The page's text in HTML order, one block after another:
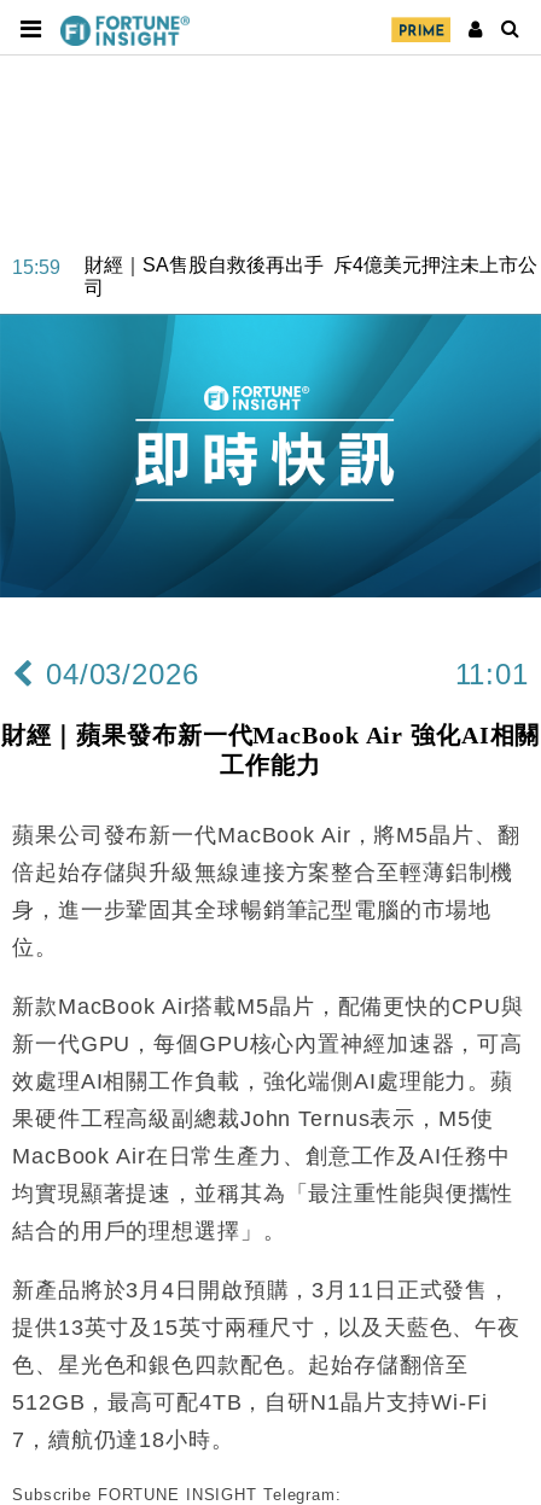
15:59
財經｜SA售股自救後再出手 斥4億美元押注未上市公
司
財經｜精星香港夥菜鳥拓全球智慧倉儲市場 加快海外
地產｜大酒店中期轉賺2300萬元 斥21億翻新香港及
國際｜特朗普赴洛杉磯高球場活動前 男子攜槍彈被捕
12:30
財經｜香港7月PMI回落至51 企業擴張放慢兼縮減人
財經｜黑石傳再籌逾360億美元 支援Anthropic租用
18:15
本地｜新世界K11 9月升級會員制度 增鉑金卡級別鎖
17:40
財經｜本港6月零售額連升14個月 珠寶鐘錶銷售升勢
50%
15:59
財經｜SA售股自救後再出手 斥4億美元押注未上市公
14:50
東京半島
13:12
國際｜特朗普赴洛杉磯高球場活動前 男子攜槍彈被捕
12:30
財經｜香港7月PMI回落至51 企業擴張放慢兼縮減人
手
財經｜黑石傳再籌逾360億美元 支援Anthropic租用
Google晶片
10:57
財經｜美商務部擬擴大金屬關稅範圍 14類產品或加徵
18:15
本地｜新世界K11 9月升級會員制度 增鉑金卡級別鎖
定高消費客群
17:40
財經｜本港6月零售額連升14個月 珠寶鐘錶銷售升勢
最強
16:33
財經｜滙控重啟最多10億美元回購 派息比率目標維持
50%
04/03/2026 11:01
財經｜蘋果發布新一代MacBook Air 強化AI相關
工作能力
蘋果公司發布新一代MacBook Air，將M5晶片、翻
倍起始存儲與升級無線連接方案整合至輕薄鋁制機
身，進一步鞏固其全球暢銷筆記型電腦的市場地
位。
新款MacBook Air搭載M5晶片，配備更快的CPU與
新一代GPU，每個GPU核心內置神經加速器，可高
效處理AI相關工作負載，強化端側AI處理能力。蘋
果硬件工程高級副總裁John Ternus表示，M5使
MacBook Air在日常生產力、創意工作及AI任務中
均實現顯著提速，並稱其為「最注重性能與便攜性
結合的用戶的理想選擇」。
新產品將於3月4日開啟預購，3月11日正式發售，
提供13英寸及15英寸兩種尺寸，以及天藍色、午夜
色、星光色和銀色四款配色。起始存儲翻倍至
512GB，最高可配4TB，自研N1晶片支持Wi-Fi
7，續航仍達18小時。
Subscribe FORTUNE INSIGHT Telegram: